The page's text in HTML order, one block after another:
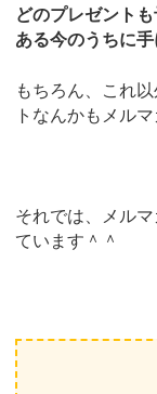
どのプレゼント
ある今のうちに手
もちろん、これ
トなんかもメル
それでは、メル
ています＾＾